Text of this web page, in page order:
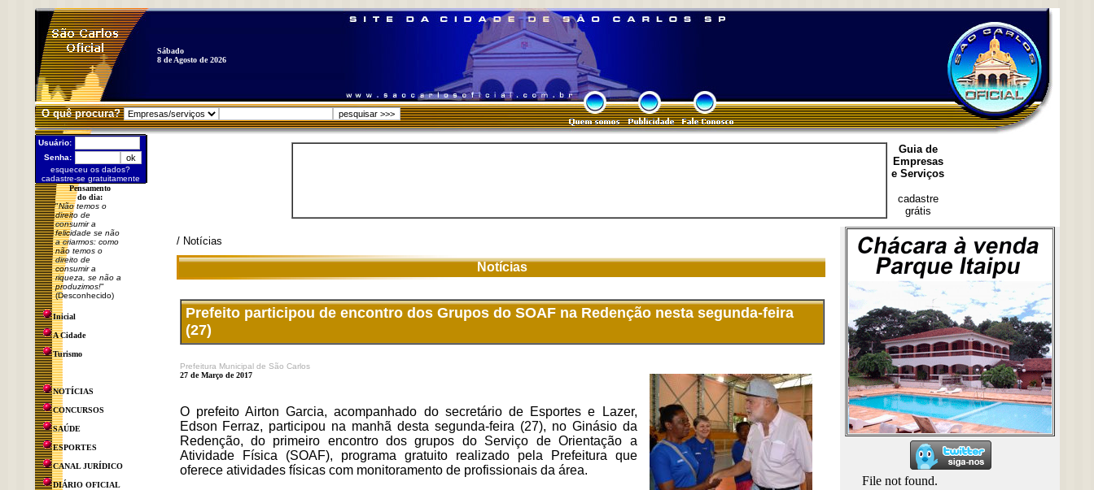
Sábado
8 de Agosto de 2026
O quê procura?
Usuário:
Senha:
esqueceu os dados?
cadastre-se gratuitamente
Pensamento
do dia:
"Não temos o
direito de
consumir a
felicidade se não
a criarmos: como
não temos o
direito de
consumir a
riqueza, se não a
produzimos!"
(Desconhecido)
Inicial
A Cidade
Turismo
NOTÍCIAS
CONCURSOS
SAÚDE
ESPORTES
CANAL JURÍDICO
DIÁRIO OFICIAL
Guia de
Empresas
e Serviços
cadastre
grátis
/ Notícias
Notícias
Prefeito participou de encontro dos Grupos do SOAF na Redenção nesta segunda-feira
(27)
Prefeitura Municipal de São Carlos
27 de Março de 2017
O prefeito Airton Garcia, acompanhado do secretário de Esportes e Lazer,
Edson Ferraz, participou na manhã desta segunda-feira (27), no Ginásio da
Redenção, do primeiro encontro dos grupos do Serviço de Orientação a
Atividade Física (SOAF), programa gratuito realizado pela Prefeitura que
oferece atividades físicas com monitoramento de profissionais da área.